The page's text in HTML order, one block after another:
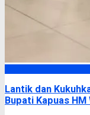
Lantik dan
Bupati Kapuas